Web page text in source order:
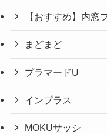
【おすすめ】内窓
まどまど
プラマードU
インプラス
MOKUサッシ